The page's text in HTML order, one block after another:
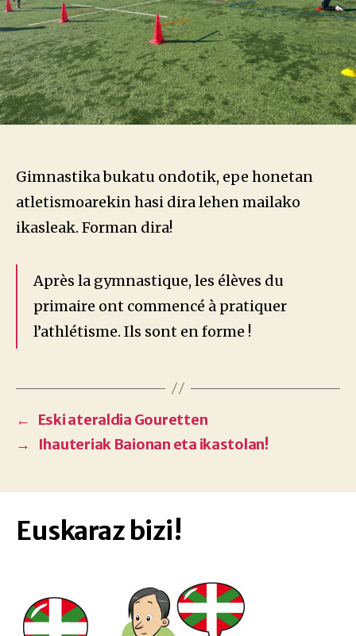
Gimnastika bukatu ondotik, epe honetan
atletismoarekin hasi dira lehen mailako
ikasleak. Forman dira!
Après la gymnastique, les élèves du
primaire ont commencé à pratiquer
l’athlétisme. Ils sont en forme !
←
Eski ateraldia Gouretten
→
Ihauteriak Baionan eta ikastolan!
Euskaraz bizi!